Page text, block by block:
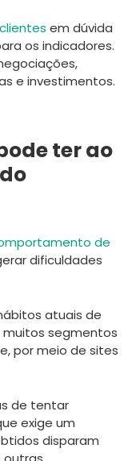
em dúvida
os indicadores.
e investimentos.
ter ao
de
dificuldades
atuais de
muitos segmentos
por meio de sites
de tentar
exige um
disparam